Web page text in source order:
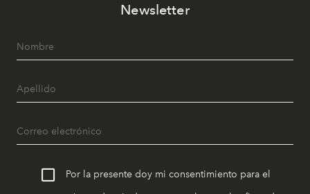
Newsletter
Por la presente doy mi consentimiento para el